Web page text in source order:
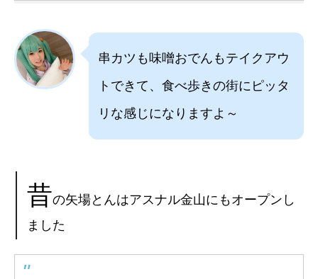
串カツも味噌おでんもテイクアウ
トできて、食べ歩きの街にピッタ
リな感じになりますよ～
昔の矢場とんはアスナル金山にもオープンし
ました